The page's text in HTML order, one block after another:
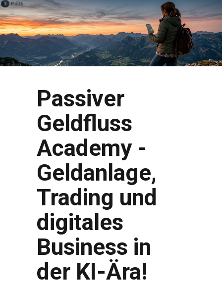
Passiver
Geldfluss
Academy -
Geldanlage,
Trading und
digitales
Business in
der KI-Ära!